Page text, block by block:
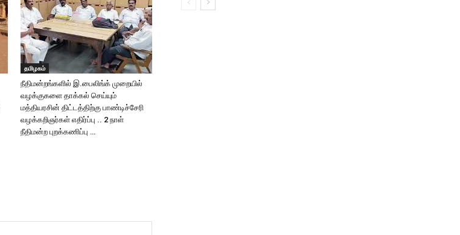
தமிழகம்
நீதிமன்றங்களில் இ.பைலிங்க் முறையில்
வழக்குகளை தாக்கல் செய்யும்
மத்தியரசின் திட்டத்திற்கு பாண்டிச்சேரி
வழக்கறிஞர்கள் எதிர்ப்பு .. 2 நாள்
நீதிமன்ற புறக்கணிப்பு …